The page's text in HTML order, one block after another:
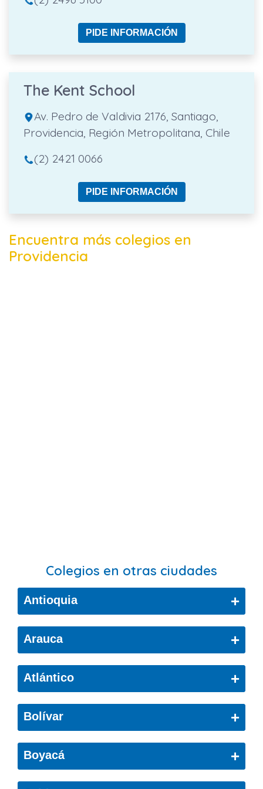
PIDE INFORMACIÓN
The Kent School
Av. Pedro de Valdivia 2176, Santiago,
Providencia, Región Metropolitana, Chile
(2) 2421 0066
PIDE INFORMACIÓN
Encuentra más colegios en
Providencia
Colegios en otras ciudades
Antioquia +
Bello
Ciudad Bolívar
Copacabana
El Retiro
Envigado
Arauca +
Arauca
Atlántico +
Barranquilla
Soledad
Bolívar +
Cartagena De Indias
Boyacá +